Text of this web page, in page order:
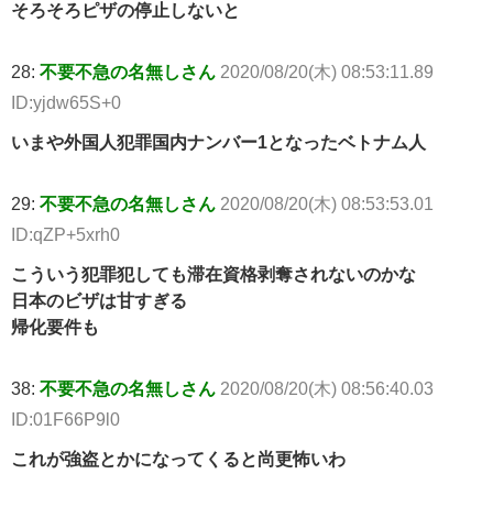
そろそろピザの停止しないと
28: 不要不急の名無しさん 2020/08/20(木) 08:53:11.89
ID:yjdw65S+0
いまや外国人犯罪国内ナンバー1となったベトナム人
29: 不要不急の名無しさん 2020/08/20(木) 08:53:53.01
ID:qZP+5xrh0
こういう犯罪犯しても滞在資格剥奪されないのかな
日本のビザは甘すぎる
帰化要件も
38: 不要不急の名無しさん 2020/08/20(木) 08:56:40.03
ID:01F66P9l0
これが強盗とかになってくると尚更怖いわ